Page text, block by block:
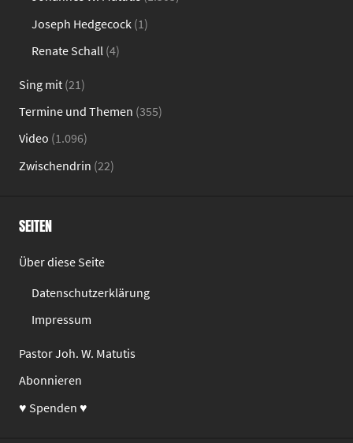
Joseph Hedgecock (1)
Renate Schall (4)
Sing mit (21)
Termine und Themen (355)
Video (1.096)
Zwischendrin (22)
SEITEN
Über diese Seite
Datenschutzerklärung
Impressum
Pastor Joh. W. Matutis
Abonnieren
♥ Spenden ♥